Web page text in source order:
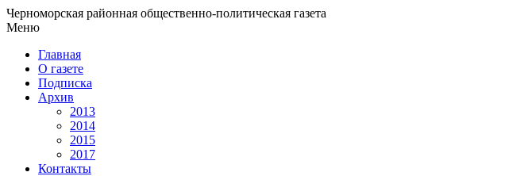
Черноморская районная общественно-политическая газета
Меню
Главная
О газете
Подписка
Архив
2013
2014
2015
2017
Контакты